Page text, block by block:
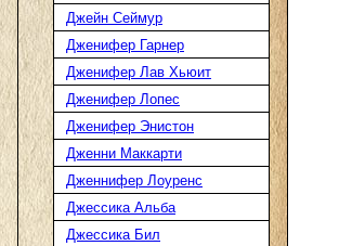
Джейн Сеймур
Дженифер Гарнер
Дженифер Лав Хьюит
Дженифер Лопес
Дженифер Энистон
Дженни Маккарти
Дженнифер Лоуренс
Джессика Альба
Джессика Бил